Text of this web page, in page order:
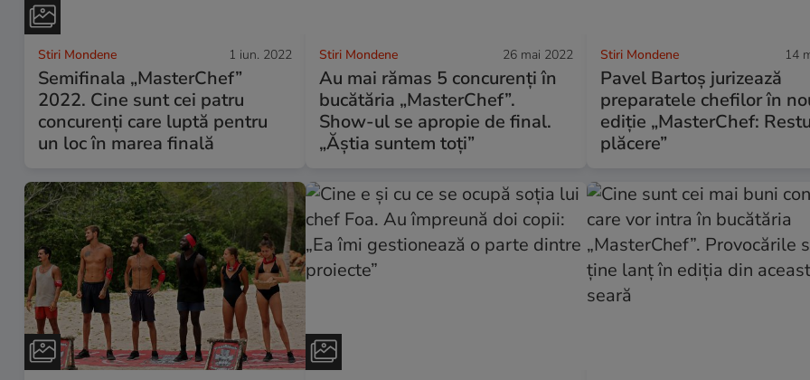
Stiri Mondene 1 iun. 2022
Semifinala „MasterChef”
2022. Cine sunt cei patru
concurenți care luptă pentru
un loc în marea finală
Stiri Mondene 26 mai 2022
Au mai rămas 5 concurenți în
bucătăria „MasterChef”.
Show-ul se apropie de final.
„Ăștia suntem toți”
Stiri Mondene 14
Pavel Bartoș jurizează
preparatele chefilor în
ediție „MasterChef:
plăcere”